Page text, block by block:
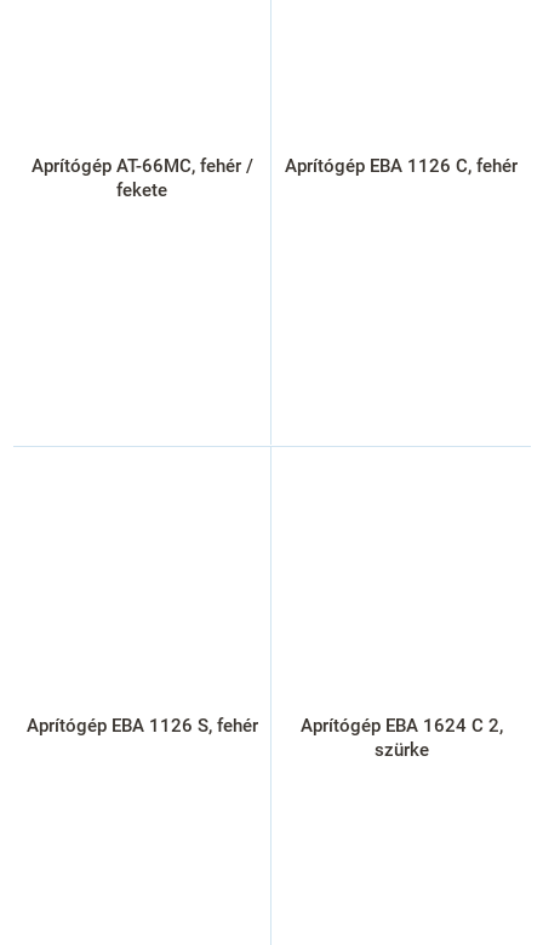
Aprítógép AT-66MC, fehér /
fekete
Aprítógép EBA 1126 C, fehér
Aprítógép EBA 1126 S, fehér
Aprítógép EBA 1624 C 2,
szürke